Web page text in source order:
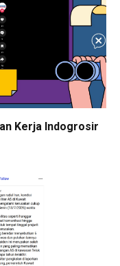
Kerja Indogrosir